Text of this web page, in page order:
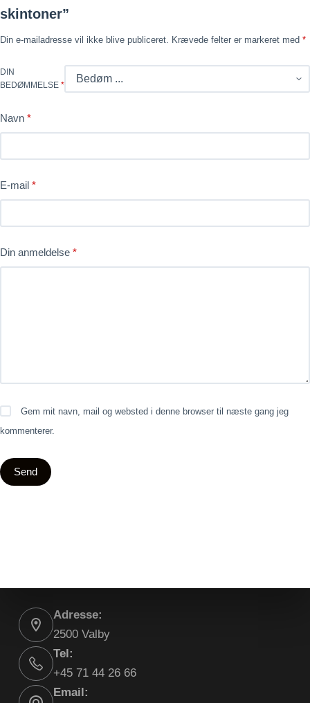
skintoner”
Din e-mailadresse vil ikke blive publiceret. Krævede felter er markeret med *
DIN
BEDØMMELSE *
Navn *
E-mail *
Din anmeldelse *
Gem mit navn, mail og websted i denne browser til næste gang jeg
kommenterer.
Send
Adresse:
2500 Valby
Tel:
+45 71 44 26 66
Email: